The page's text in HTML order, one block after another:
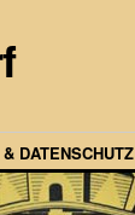
DATENSCHUTZ